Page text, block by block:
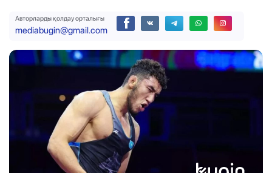
Авторларды қолдау орталығы
mediabugin@gmail.com